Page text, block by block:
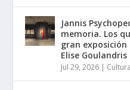
Jannis
memoria. Los
gran exposición
Elise Goulandris
Jul 29, 2026 |